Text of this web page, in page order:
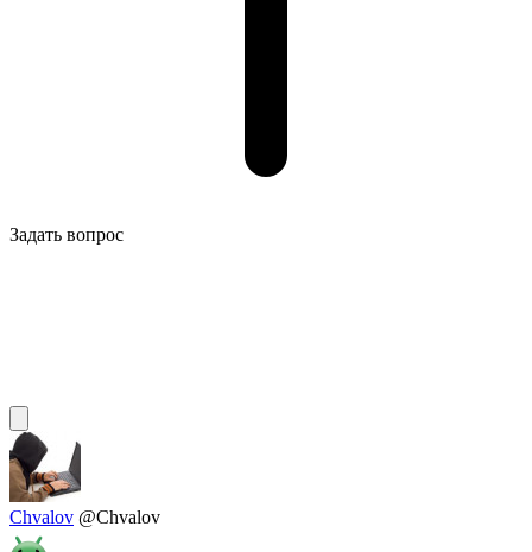
Задать вопрос
Chvalov @Chvalov